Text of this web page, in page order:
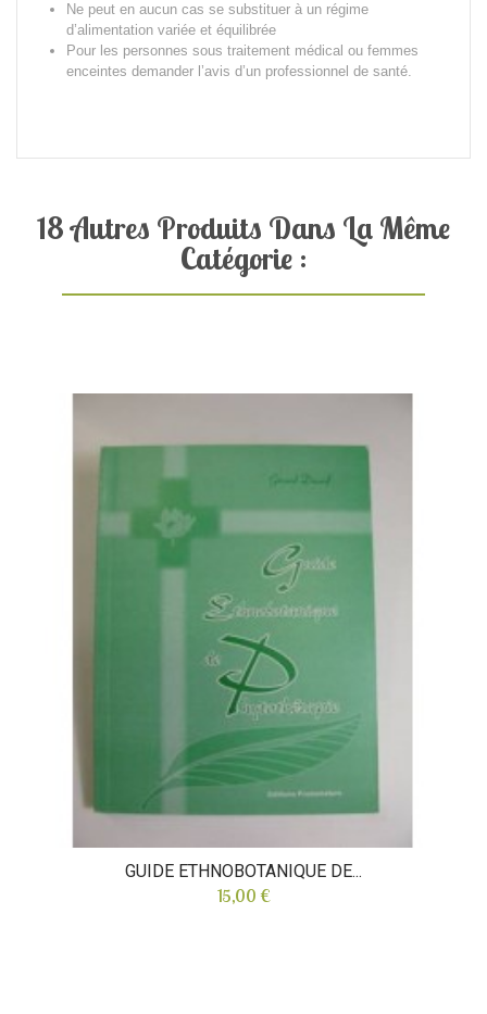
Ne peut en aucun cas se substituer à un régime
d’alimentation variée et équilibrée
Pour les personnes sous traitement médical ou femmes
enceintes demander l’avis d’un professionnel de santé.
18 Autres Produits Dans La Même
Catégorie :
GUIDE ETHNOBOTANIQUE DE...
15,00 €